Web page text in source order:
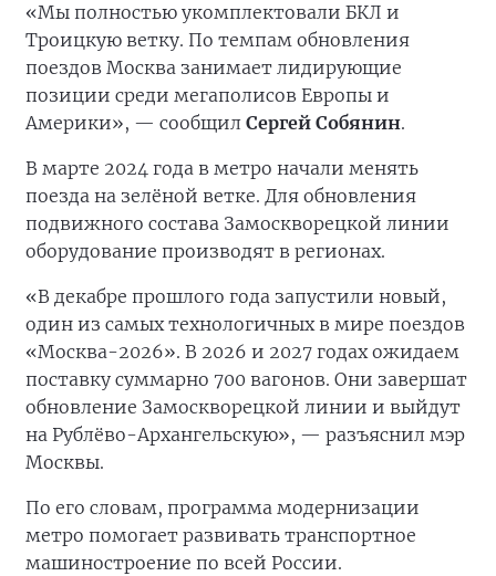
«Мы полностью укомплектовали БКЛ и
Троицкую ветку. По темпам обновления
поездов Москва занимает лидирующие
позиции среди мегаполисов Европы и
Америки», — сообщил Сергей Собянин.
В марте 2024 года в метро начали менять
поезда на зелёной ветке. Для обновления
подвижного состава Замоскворецкой линии
оборудование производят в регионах.
«В декабре прошлого года запустили новый,
один из самых технологичных в мире поездов
«Москва-2026». В 2026 и 2027 годах ожидаем
поставку суммарно 700 вагонов. Они завершат
обновление Замоскворецкой линии и выйдут
на Рублёво-Архангельскую», — разъяснил мэр
Москвы.
По его словам, программа модернизации
метро помогает развивать транспортное
машиностроение по всей России.